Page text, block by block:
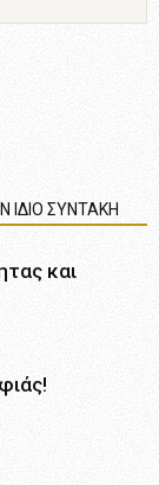
ΙΔΙΟ ΣΥΝΤΑΚΗ
και